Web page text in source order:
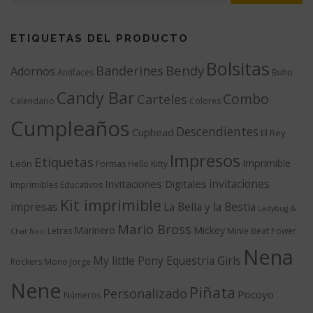
ETIQUETAS DEL PRODUCTO
Adornos Antifaces Banderines Bendy Bolsitas Buho
Calendario Candy Bar Carteles Colores Combo
Cumpleaños Cuphead Descendientes El Rey
León Etiquetas Formas Hello Kitty Impresos Imprimible
Imprimibles Educativos Invitaciones Digitales invitaciones
impresas Kit imprimible La Bella y la Bestia Ladybug &
Chat Noir Letras Marinero Mario Bross Mickey Minie Beat Power
Rockers Mono Jorge My little Pony Equestria Girls Nena
Nene Números Personalizado Piñata Pocoyo